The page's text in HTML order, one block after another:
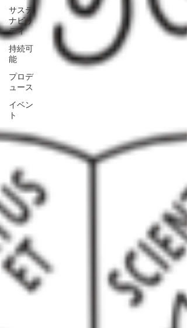
サステ
ナビリ
ティ
持続可
能
プロデ
ュース
イベン
ト